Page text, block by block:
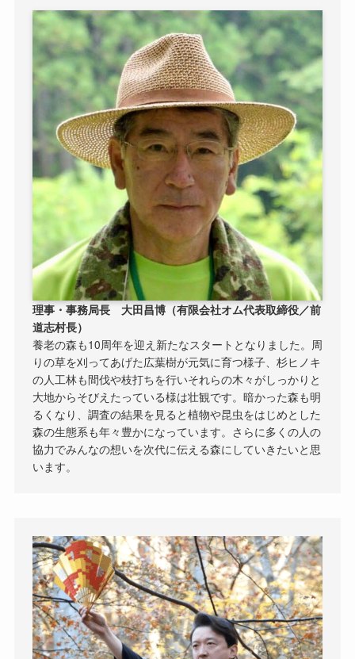
理事・事務局長大田昌博（有限会社オム代表取締役／前
道志村長）
養老の森も10周年を迎え新たなスタートとなりました。周
りの草を刈ってあげた広葉樹が元気に育つ様子、杉ヒノキ
の人工林も間伐や枝打ちを行いそれらの木々がしっかりと
大地からそびえたっている様は壮観です。暗かった森も明
るくなり、調査の結果を見ると植物や昆虫をはじめとした
森の生態系も年々豊かになっています。さらに多くの人の
協力でみんなの想いを次代に伝える森にしていきたいと思
います。